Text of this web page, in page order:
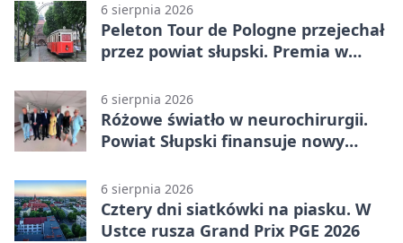
6 sierpnia 2026
Peleton Tour de Pologne przejechał
przez powiat słupski. Premia w
6 sierpnia 2026
Różowe światło w neurochirurgii.
Powiat Słupski finansuje nowy
6 sierpnia 2026
Cztery dni siatkówki na piasku. W
Ustce rusza Grand Prix PGE 2026